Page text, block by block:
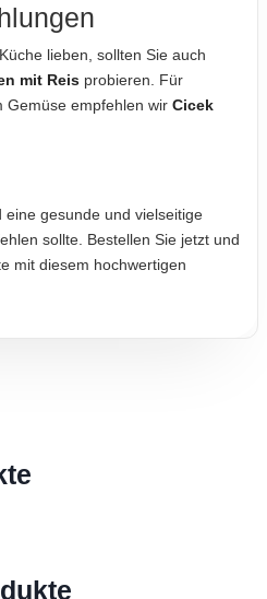
Angaben wird keine Haftung
auf der jeweiligen
lieben, sollten Sie auch
mit Reis probieren. Für
Gemüse empfehlen wir Cicek
eine gesunde und vielseitige
sollte. Bestellen Sie jetzt und
mit diesem hochwertigen